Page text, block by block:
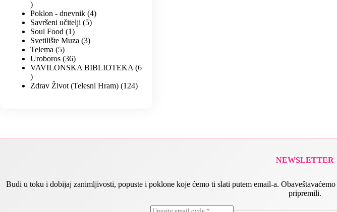
Poklon - dnevnik 4
Savršeni učitelji
5
Soul Food
1
Svetilište Muza 3
Telema
5
Uroboros 36
VAVILONSKA BIBLIOTEKA 6
Zdrav Život (Telesni Hram) 124
NEWSLETTER
Budi u toku i dobijaj zanimljivosti, popuste i poklone koje ćemo ti slati putem email-a.
pripremili.
*E